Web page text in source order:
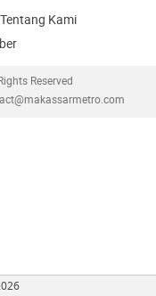
Tentang Kami
Reserved